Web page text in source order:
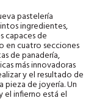
pastelería
ingredientes,
capaces de
en cuatro secciones
de panadería,
más innovadoras
y el resultado de
pieza de joyería. Un
el infierno está el